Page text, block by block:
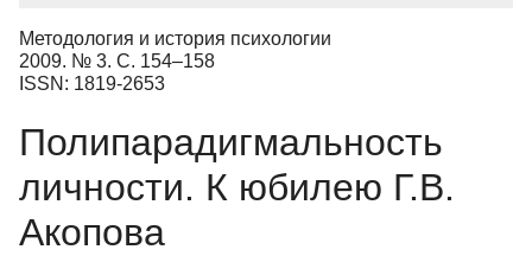
КЛЮЧЕВЫЕ СЛОВА
Регистрация
Методология и история психологии
2009. № 3. С. 154–158
ISSN: 1819-2653
Полипарадигмальность
личности. К юбилею Г.В.
Акопова